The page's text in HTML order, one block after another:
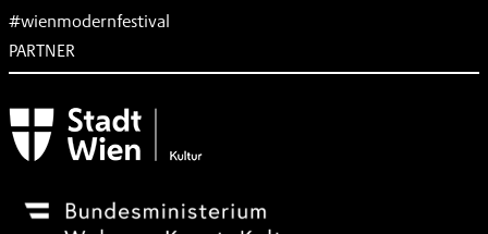
#wienmodernfestival
PARTNER
Subventionsgeber